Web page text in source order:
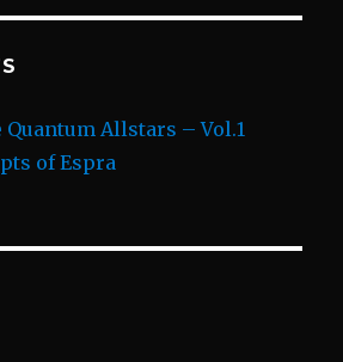
Quantum Allstars – Vol.1
of Espra